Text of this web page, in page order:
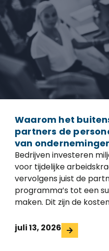
Waarom het
partners de
van
Bedrijven investeren
voor tijdelijke
vervolgens juist de
programma’s tot een
maken. Dit zijn de
juli 13, 2026